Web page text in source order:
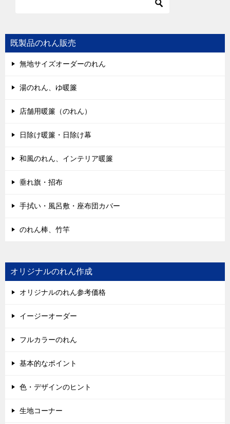
既製品のれん販売
無地サイズオーダーのれん
湯のれん、ゆ暖簾
店舗用暖簾（のれん）
日除け暖簾・日除け幕
和風のれん、インテリア暖簾
垂れ旗・招布
手拭い・風呂敷・座布団カバー
のれん棒、竹竿
オリジナルのれん作成
オリジナルのれん参考価格
イージーオーダー
フルカラーのれん
基本的なポイント
色・デザインのヒント
生地コーナー